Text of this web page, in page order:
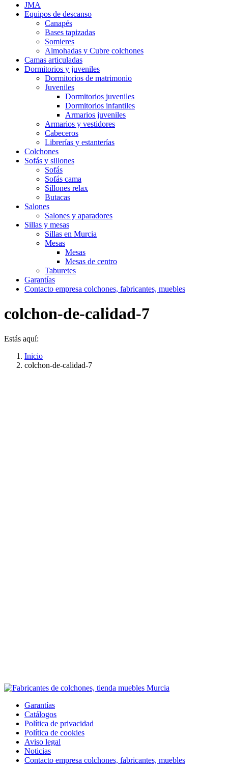
JMA
Equipos de descanso
Canapés
Bases tapizadas
Somieres
Almohadas y Cubre colchones
Camas articuladas
Dormitorios y juveniles
Dormitorios de matrimonio
Juveniles
Dormitorios juveniles
Dormitorios infantiles
Armarios juveniles
Armarios y vestidores
Cabeceros
Librerías y estanterías
Colchones
Sofás y sillones
Sofás
Sofás cama
Sillones relax
Butacas
Salones
Salones y aparadores
Sillas y mesas
Sillas en Murcia
Mesas
Mesas
Mesas de centro
Taburetes
Garantías
Contacto empresa colchones, fabricantes, muebles
colchon-de-calidad-7
Estás aquí:
Inicio
colchon-de-calidad-7
Garantías
Catálogos
Política de privacidad
Política de cookies
Aviso legal
Noticias
Contacto empresa colchones, fabricantes, muebles